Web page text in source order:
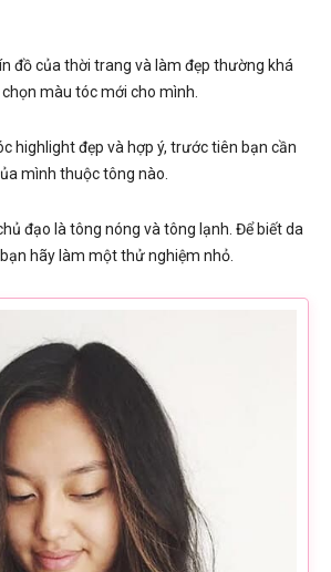
đồ của thời trang và làm đẹp thường khá
màu tóc mới cho mình.
highlight đẹp và hợp ý, trước tiên bạn cần
mình thuộc tông nào.
đạo là tông nóng và tông lạnh. Để biết da
hãy làm một thử nghiệm nhỏ.